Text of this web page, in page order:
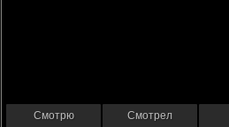
Смотрю Смотрел